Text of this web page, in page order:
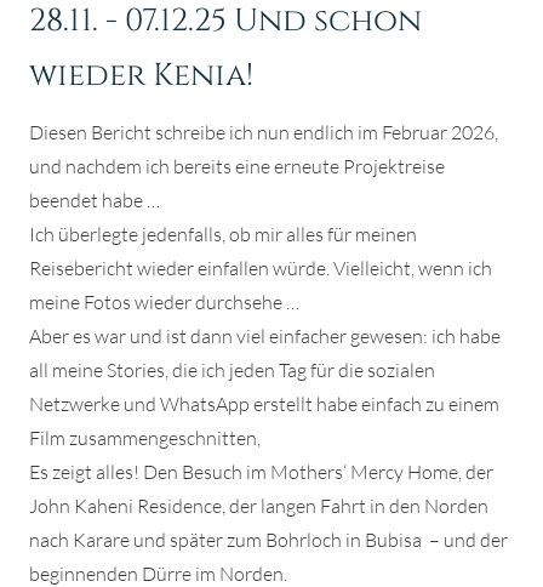
28.11. - 07.12.25 Und schon
wieder Kenia!
Diesen Bericht schreibe ich nun endlich im Februar 2026,
und nachdem ich bereits eine erneute Projektreise
beendet habe …
Ich überlegte jedenfalls, ob mir alles für meinen
Reisebericht wieder einfallen würde. Vielleicht, wenn ich
meine Fotos wieder durchsehe …
Aber es war und ist dann viel einfacher gewesen: ich habe
all meine Stories, die ich jeden Tag für die sozialen
Netzwerke und WhatsApp erstellt habe einfach zu einem
Film zusammengeschnitten,
Es zeigt alles! Den Besuch im Mothers‘ Mercy Home, der
John Kaheni Residence, der langen Fahrt in den Norden
nach Karare und später zum Bohrloch in Bubisa – und der
beginnenden Dürre im Norden.